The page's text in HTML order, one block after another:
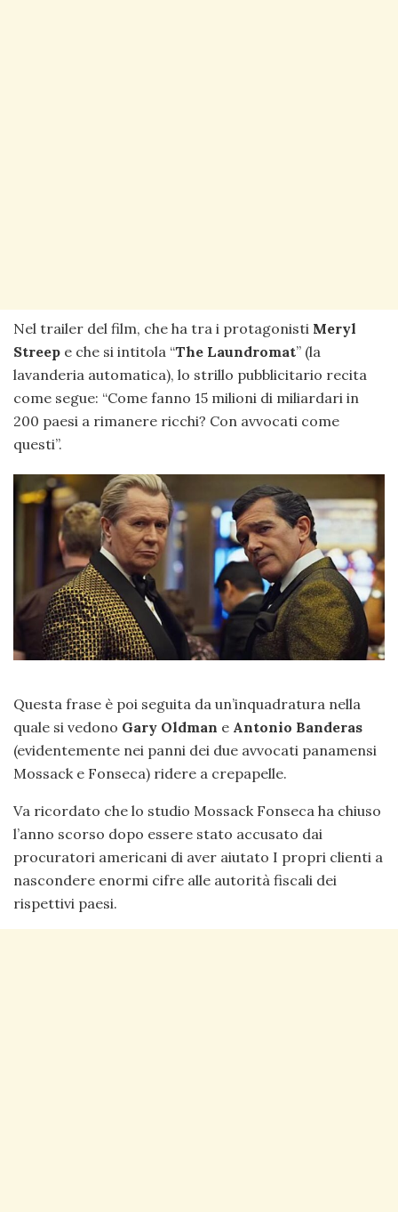
Nel trailer del film, che ha tra i protagonisti Meryl
Streep e che si intitola “The Laundromat” (la
lavanderia automatica), lo strillo pubblicitario recita
come segue: “Come fanno 15 milioni di miliardari in
200 paesi a rimanere ricchi? Con avvocati come
questi”.
Questa frase è poi seguita da un’inquadratura nella
quale si vedono Gary Oldman e Antonio Banderas
(evidentemente nei panni dei due avvocati panamensi
Mossack e Fonseca) ridere a crepapelle.
Va ricordato che lo studio Mossack Fonseca ha chiuso
l’anno scorso dopo essere stato accusato dai
procuratori americani di aver aiutato I propri clienti a
nascondere enormi cifre alle autorità fiscali dei
rispettivi paesi.